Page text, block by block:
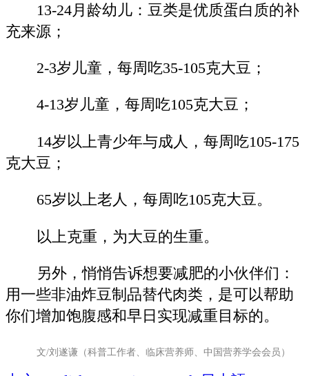
13-24月龄幼儿：豆类是优质蛋白质的补
充来源；
2-3岁儿童，每周吃35-105克大豆；
4-13岁儿童，每周吃105克大豆；
14岁以上青少年与成人，每周吃105-175
克大豆；
65岁以上老人，每周吃105克大豆。
以上克重，为大豆的生重。
另外，悄悄告诉想要减肥的小伙伴们：
用一些非油炸豆制品替代肉类，是可以帮助
你们增加饱腹感和早日实现减重目标的。
文/刘遂谦（科普工作者、临床营养师、中国营养学会会员）